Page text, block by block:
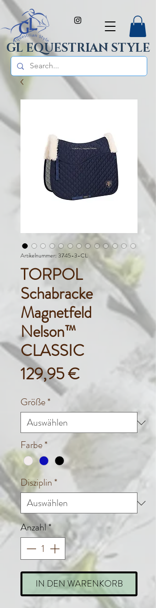
GL EQUESTRIAN STYLE
Artikelnummer: 3745-3-CL
TORPOL
Schabracke
Magnetfeld
Nelson™
CLASSIC
129,95 €Preis
Größe*
Farbe*
Disziplin *
Anzahl*
IN DEN WARENKORB